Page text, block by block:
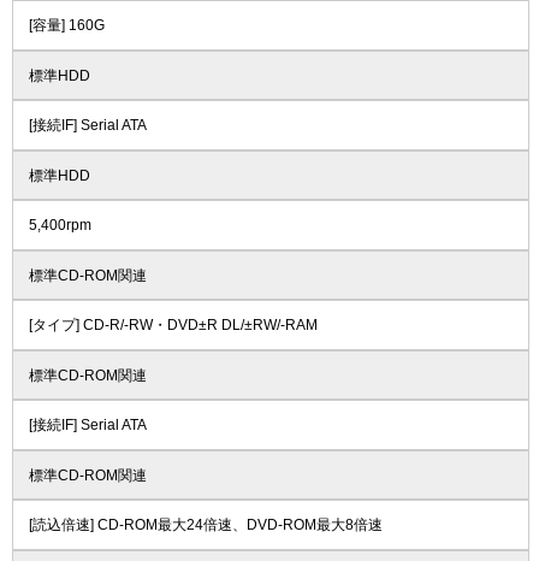
[容量] 160G
標準HDD
[接続IF] Serial ATA
標準HDD
5,400rpm
標準CD-ROM関連
[タイプ] CD-R/-RW・DVD±R DL/±RW/-RAM
標準CD-ROM関連
[接続IF] Serial ATA
標準CD-ROM関連
[読込倍速] CD-ROM最大24倍速、DVD-ROM最大8倍速